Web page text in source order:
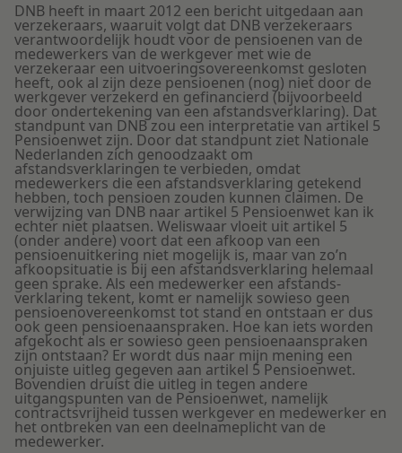
DNB heeft in maart 2012 een bericht uitgedaan aan
verzekeraars, waaruit volgt dat DNB verzekeraars
verantwoordelijk houdt voor de pensioenen van de
medewerkers van de werkgever met wie de
verzekeraar een uitvoeringsovereenkomst gesloten
heeft, ook al zijn deze pensioenen (nog) niet door de
werkgever verzekerd en gefinancierd (bijvoorbeeld
door ondertekening van een afstandsverklaring). Dat
standpunt van DNB zou een interpretatie van artikel 5
Pensioenwet zijn. Door dat standpunt ziet Nationale
Nederlanden zich genoodzaakt om
afstandsverklaringen te verbieden, omdat
medewerkers die een afstandsverklaring getekend
hebben, toch pensioen zouden kunnen claimen. De
verwijzing van DNB naar artikel 5 Pensioenwet kan ik
echter niet plaatsen. Weliswaar vloeit uit artikel 5
(onder andere) voort dat een afkoop van een
pensioenuitkering niet mogelijk is, maar van zo’n
afkoop­situatie is bij een afstandsverklaring helemaal
geen sprake. Als een medewerker een afstands­
verklaring tekent, komt er namelijk sowieso geen
pensioenovereenkomst tot stand en ontstaan er dus
ook geen pensioenaanspraken. Hoe kan iets worden
afgekocht als er sowieso geen pensioenaanspraken
zijn ontstaan? Er wordt dus naar mijn mening een
onjuiste uitleg gegeven aan artikel 5 Pensioenwet.
Bovendien druist die uitleg in tegen andere
uitgangspunten van de Pensioenwet, namelijk
contractsvrijheid tussen werkgever en medewerker en
het ontbreken van een deelnameplicht van de
medewerker.